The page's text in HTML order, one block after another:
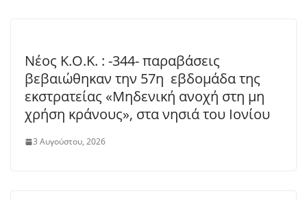
Νέος Κ.Ο.Κ. : -344- παραβάσεις
βεβαιώθηκαν την 57η εβδομάδα της
εκστρατείας «Μηδενική ανοχή στη μη
χρήση κράνους», στα νησιά του Ιονίου
3 Αυγούστου, 2026